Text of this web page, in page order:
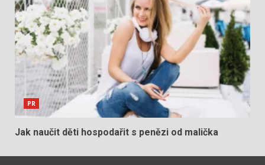
PR
Jak naučit děti hospodařit s penězi od malička